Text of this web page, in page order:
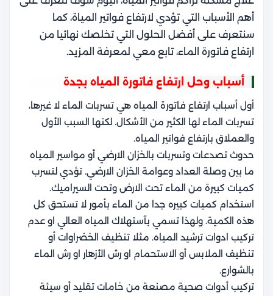
أهم الأسباب التي تؤدي لارتفاع فواتير المياة، كما
سنتعرف على أفضل الحلول التي تخلصك نهائيا من
ارتفاع فاتورة الماء، تابع معي لمعرفة المزيد.
أسباب وحل ارتفاع فاتورة المياه بجدة
أول أسباب ارتفاع فاتورة المياه هي تسربات الماء لا غيرها،
تسربات الماء لها الكثير من الأشكال. لكنها السبب الأول
والعملاق بارتفاع فواتير المياه.
حدوث تصدعات وتسربات بالخزان الارضي أو مواسير المياه
ما بين وصلة العداد وعوامة الخزان الارضي. تؤدي لتسرب
كميات كبيرة من الماء تحت الارض وتحت السيراميك.
استخدام كميات كبيره جدا من الماء بأمور لا تستحق كل
هذه الكمية. ولهذا تسمي بآستهلاك المياه العالي او عدم
تركيب ادوات ترشيد المياه. مثلا تنظيف الخضراوات أو
تنظيف الملابس أو الاستحمام او رش الأزهار او رش الماء
بالشوارع.
تركيب أدوات صحية مصنعة من خامات تقليد أو سيئة